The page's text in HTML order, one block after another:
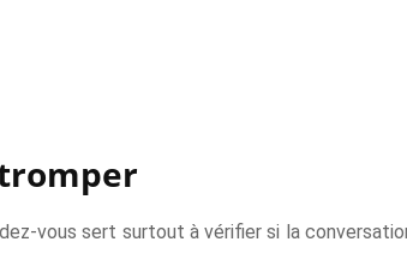
vous sert surtout à vérifier si la